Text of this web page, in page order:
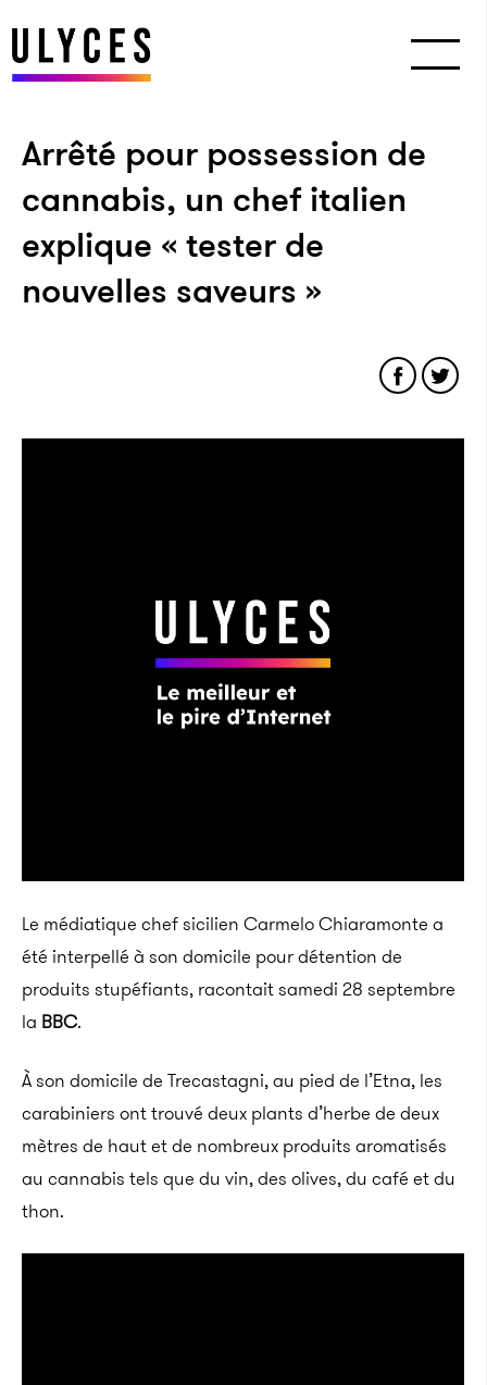
Arrêté pour possession de
cannabis, un chef italien
explique « tester de
nouvelles saveurs »
Le médiatique chefsicilien Carmelo Chiaramonte a
été interpellé à son domicile pour détention de
produits stupéfiants, racontait samedi 28 septembre
la BBC.
À son domicile de Trecastagni, au pied de l’Etna, les
carabiniers ont trouvé deux plants d’herbe de deux
mètres de haut et de nombreux produits aromatisés
au cannabis tels que du vin, des olives, du café et du
thon.